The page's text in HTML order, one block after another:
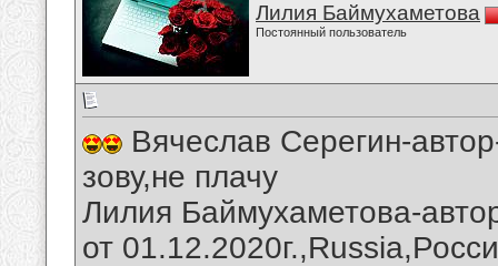
Лилия Баймухаметова
Постоянный пользователь
Вячеслав Серегин-
зову,не плачу
Лилия Баймухаметова-
от